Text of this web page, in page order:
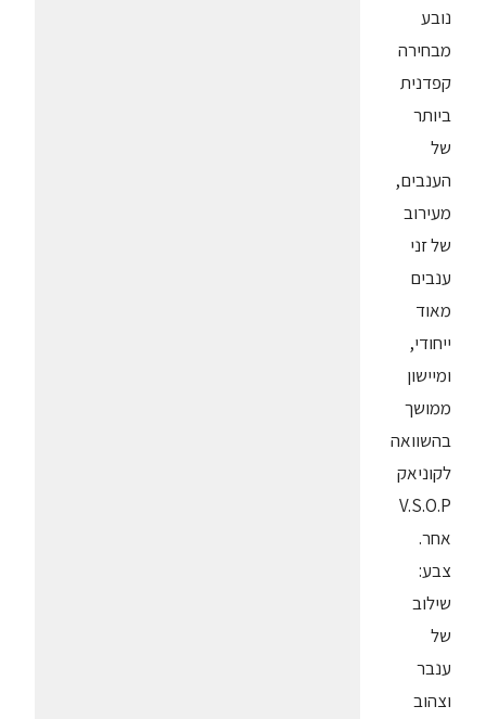
נובע
מבחירה
קפדנית
ביותר
של
הענבים,
מעירוב
של זני
ענבים
מאוד
ייחודי,
ומיישון
ממושך
בהשוואה
לקוניאק
V.S.O.P
אחר.
צבע:
שילוב
של
ענבר
וצהוב